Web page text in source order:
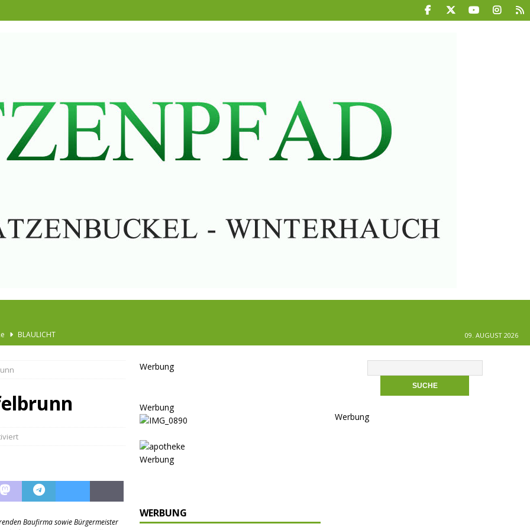
TOP
KULTUR
GESELLSCHAFT
BLAULICHT
SONSTIGES
09. AUGUST 2026
Baufirma sowie Bürgermeister
Werbung
Werbung
Werbung
WERBUNG
Werbung